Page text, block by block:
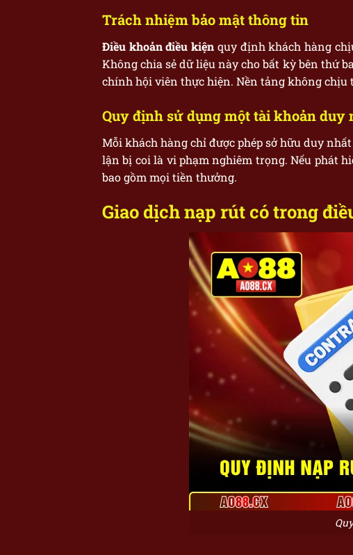
Trách nhiệm bảo mật thông tin
Điều khoản điều kiện quy định khách hàng
Không chia sẻ dữ liệu này cho bất kỳ bên thứ
chính hội viên thực hiện. Nền tảng không
Quy định sử dụng một tài khoản duy
Mỗi khách hàng chỉ được phép sở hữu duy
lận bị coi là vi phạm nghiêm trọng. Nếu phát
bao gồm mọi tiền thưởng.
Giao dịch nạp rút có trong